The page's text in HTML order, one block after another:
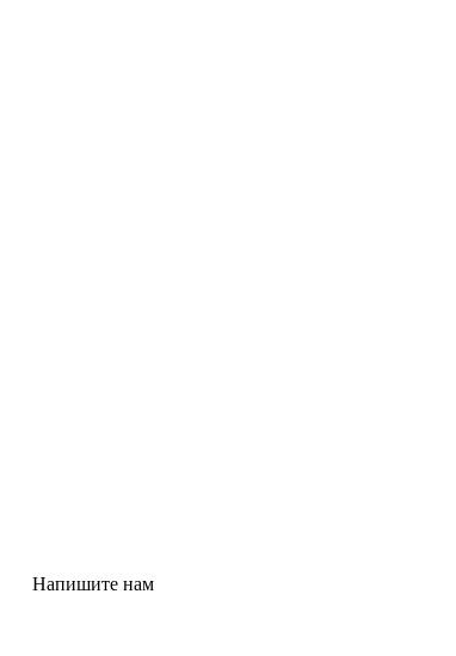
Напишите нам